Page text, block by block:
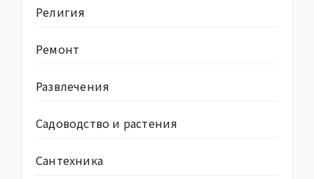
Религия
Ремонт
Развлечения
Садоводство и растения
Сантехника